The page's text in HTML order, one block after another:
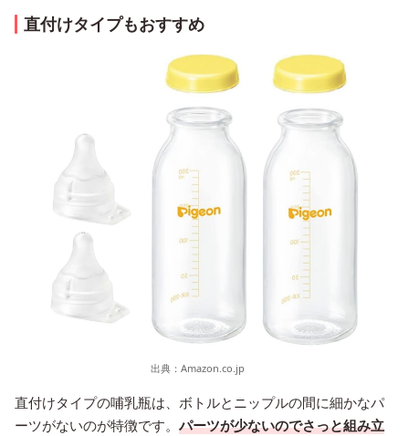
直付けタイプもおすすめ
出典： Amazon.co.jp
直付けタイプの哺乳瓶は、ボトルとニップルの間に細かなパ
ーツがないのが特徴です。 パーツが少ないのでさっと組み立